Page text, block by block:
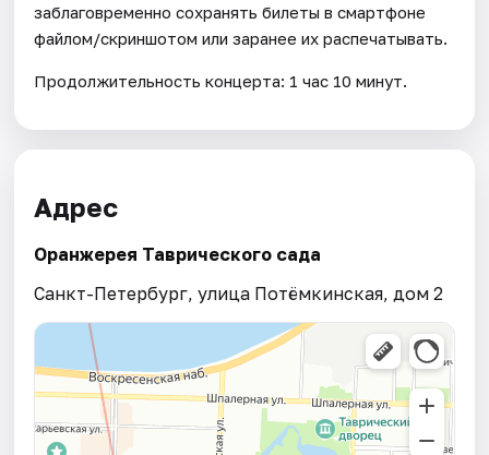
заблаговременно сохранять билеты в смартфоне
файлом/скриншотом или заранее их распечатывать.
Продолжительность концерта: 1 час 10 минут.
Адрес
Оранжерея Таврического сада
Санкт-Петербург, улица Потёмкинская, дом 2